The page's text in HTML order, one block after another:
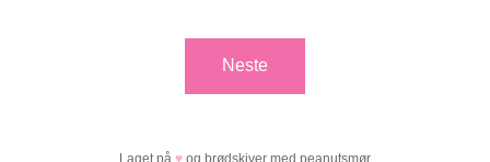
Neste
Laget på ♥ og brødskiver med peanutsmør